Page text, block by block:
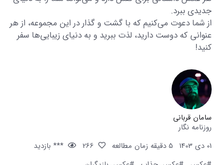
جدیدی ببرد.
از شما دعوت می‌کنیم که با گشت و گذار در این مجموعه، از هر
عنوانی که دوست دارید، لذت ببرید و به دنیای زیبایی‌ها سفر
کنید!
سامان قربانی
روزنامه نگار
01 دی 1403
5 دقیقه زمان مطالعه
*** بازدید